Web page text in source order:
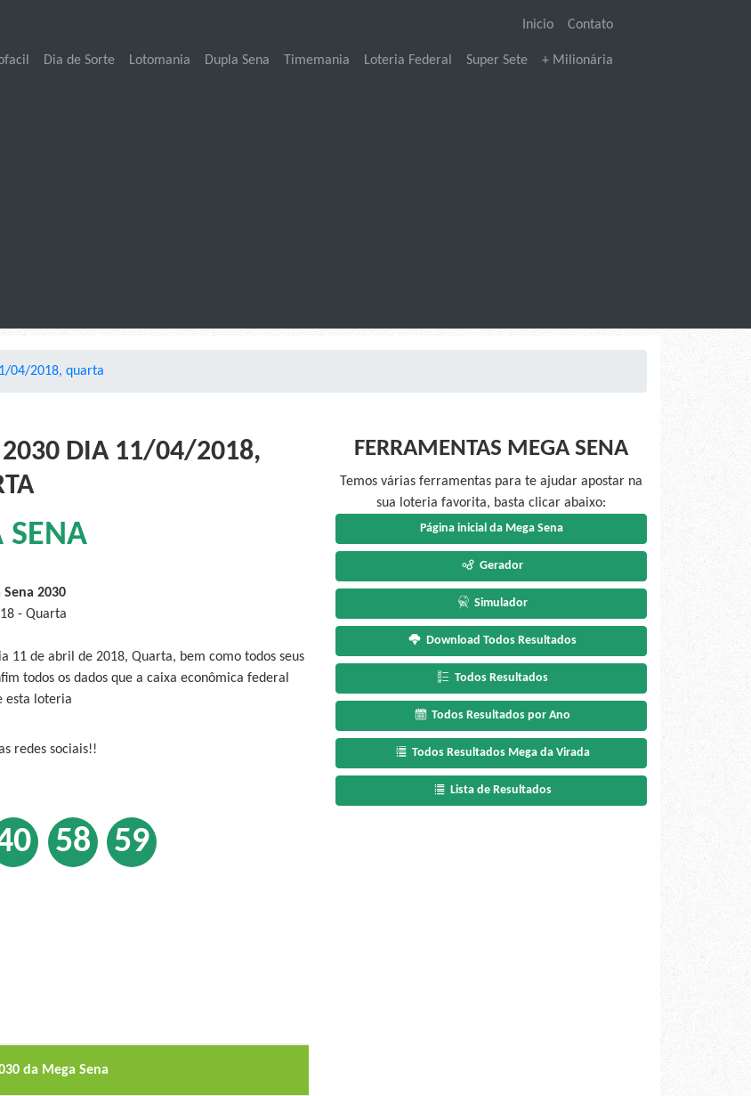
Inicio Contato
Dia de Sorte Lotomania Dupla Sena Timemania Loteria Federal Super Sete + Milionária
04/2018, quarta
2030 DIA 11/04/2018,
SENA
2030
- Quarta
11 de abril de 2018, Quarta, bem como todos seus
todos os dados que a caixa econômica federal
esta loteria
redes sociais!!
58 59
da Mega Sena
FERRAMENTAS MEGA SENA
Temos várias ferramentas para te ajudar apostar na
sua loteria favorita, basta clicar abaixo:
Página inicial da Mega Sena
Gerador
Simulador
Download Todos Resultados
Todos Resultados
Todos Resultados por Ano
Todos Resultados Mega da Virada
Lista de Resultados